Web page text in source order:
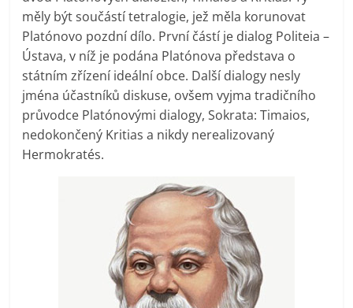
měly být součástí tetralogie, jež měla korunovat
Platónovo pozdní dílo. První částí je dialog Politeia –
Ústava, v níž je podána Platónova představa o
státním zřízení ideální obce. Další dialogy nesly
jména účastníků diskuse, ovšem vyjma tradičního
průvodce Platónovými dialogy, Sokrata: Timaios,
nedokončený Kritias a nikdy nerealizovaný
Hermokratés.